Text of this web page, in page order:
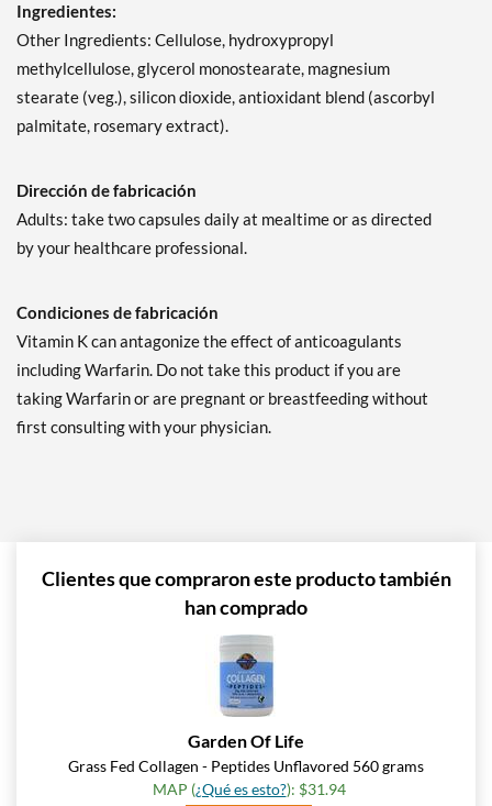
Ingredientes:
Other Ingredients: Cellulose, hydroxypropyl
methylcellulose, glycerol monostearate, magnesium
stearate (veg.), silicon dioxide, antioxidant blend (ascorbyl
palmitate, rosemary extract).
Dirección de fabricación
Adults: take two capsules daily at mealtime or as directed
by your healthcare professional.
Condiciones de fabricación
Vitamin K can antagonize the effect of anticoagulants
including Warfarin. Do not take this product if you are
taking Warfarin or are pregnant or breastfeeding without
first consulting with your physician.
Clientes que compraron este producto también
han comprado
Garden Of Life
Grass Fed Collagen - Peptides Unflavored 560 grams
MAP (¿Qué es esto?): $31.94